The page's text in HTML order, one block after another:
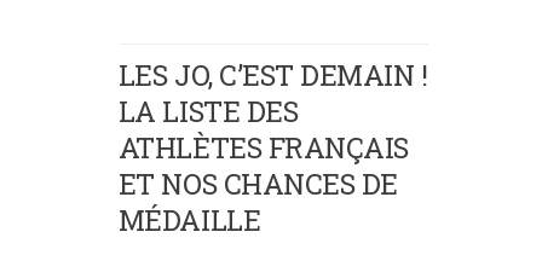
LES JO, C’EST DEMAIN !
LA LISTE DES
ATHLÈTES FRANÇAIS
ET NOS CHANCES DE
MÉDAILLE